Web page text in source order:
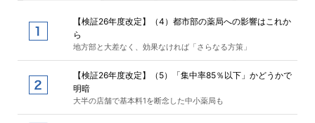
【検証26年度改定】（4）都市部の薬局への影響はこれか
ら
地方部と大差なく、効果なければ「さらなる方策」
【検証26年度改定】（5）「集中率85％以下」かどうかで
明暗
大半の店舗で基本料1を断念した中小薬局も